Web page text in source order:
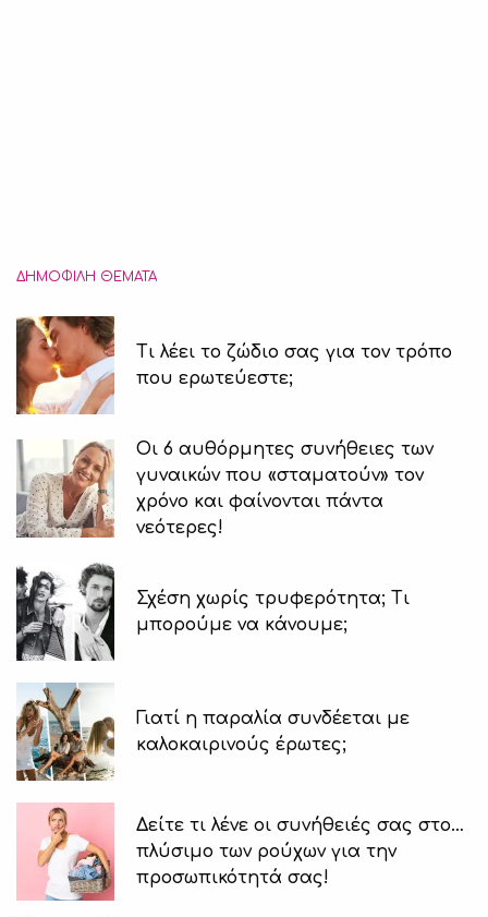
ΔΗΜΟΦΙΛΉ ΘΈΜΑΤΑ
Τι λέει το ζώδιο σας για τον τρόπο
που ερωτεύεστε;
Οι 6 αυθόρμητες συνήθειες των
γυναικών που «σταματούν» τον
χρόνο και φαίνονται πάντα
νεότερες!
Σχέση χωρίς τρυφερότητα; Τι
μπορούμε να κάνουμε;
Γιατί η παραλία συνδέεται με
καλοκαιρινούς έρωτες;
Δείτε τι λένε οι συνήθειές σας στο…
πλύσιμο των ρούχων για την
προσωπικότητά σας!